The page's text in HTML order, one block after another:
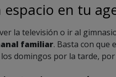
espacio en tu
la televisión o ir al
familiar. Basta con que
domingos por la tarde,